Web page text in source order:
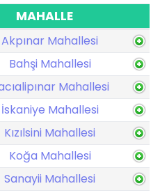
MAHALLE
Akpınar Mahallesi
Bahşi Mahallesi
Mahallesi
İskaniye Mahallesi
Kızılsini Mahallesi
Koğa Mahallesi
Sanayii Mahallesi